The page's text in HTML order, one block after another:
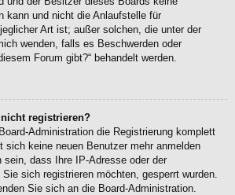
kann und nicht die Anlaufstelle für
Art ist; außer solchen, die unter der
wenden, falls es Beschwerden oder
Forum gibt?“ behandelt werden.
registrieren?
Administration die Registrierung komplett
sich keine neuen Benutzer mehr anmelden
sein, dass Ihre IP-Adresse oder der
sich registrieren möchten, gesperrt wurden.
Sie sich an die Board-Administration.